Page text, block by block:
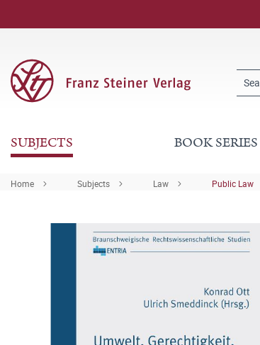
SUBJECTS BOOK SERIES
Home Subjects Law Public Law